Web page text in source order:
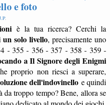
e foto
.
è la tua ricerca? Cerchi la
solo livello, precisamente uno
- 355 - 356 - 357 - 358 - 359 -
a Il Signore degli Enigmi
proprio non riesci a superare,
dell'indovinello e quindi
troppo tempo? Bene, allora se